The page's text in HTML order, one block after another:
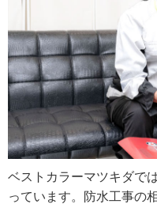
いため、その時期は天候
など、仕事全体の調整や
した。
「今後はさらに会社を大
めに職人や営業スタッフ
の塗装というメイン事業
犬猫の保護活動もやって
ベストカラーマツキダで
っています。防水工事の